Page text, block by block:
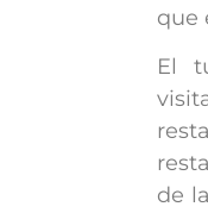
que
El
de